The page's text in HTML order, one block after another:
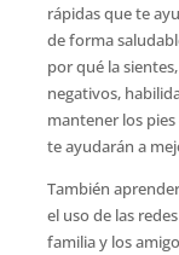
rápidas que te
de forma
por qué la
negativos,
mantener los
te ayudarán a
También
el uso de las
familia y los